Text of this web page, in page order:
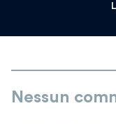
Nessun